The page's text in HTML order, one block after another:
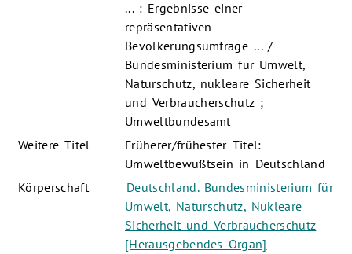
... : Ergebnisse einer
repräsentativen
Bevölkerungsumfrage ... /
Bundesministerium für Umwelt,
Naturschutz, nukleare Sicherheit
und Verbraucherschutz ;
Umweltbundesamt
Weitere Titel
Früherer/frühester Titel:
Umweltbewußtsein in Deutschland
Körperschaft
Deutschland. Bundesministerium für
Umwelt, Naturschutz, Nukleare
Sicherheit und Verbraucherschutz
[Herausgebendes Organ]